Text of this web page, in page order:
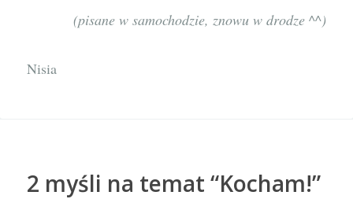
(pisane w samochodzie, znowu w drodze ^^)
Nisia
2 myśli na temat “Kocham!”